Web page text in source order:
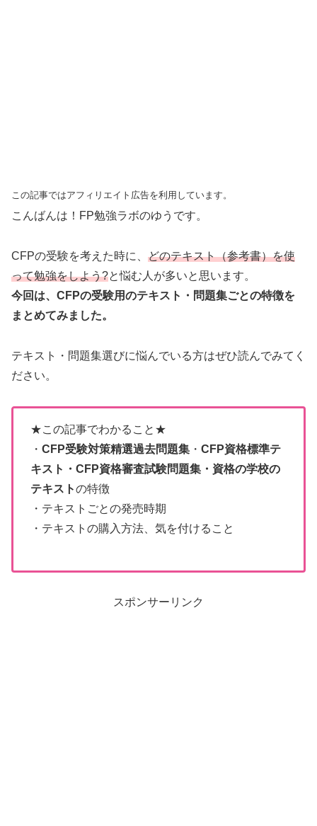
この記事ではアフィリエイト広告を利用しています。
こんばんは！FP勉強ラボのゆうです。
CFPの受験を考えた時に、 どのテキスト（参考書）を使
って勉強をしよう?と悩む人が多いと思います。
今回は、CFPの受験用のテキスト・問題集ごとの特徴を
まとめてみました。
テキスト・問題集選びに悩んでいる方はぜひ読んでみてく
ださい。
★この記事でわかること★
・ CFP受験対策精選過去問題集 ・ CFP資格標準テ
キスト・CFP資格審査試験問題集・資格の学校の
テキストの特徴
・テキストごとの発売時期
・テキストの購入方法、気を付けること
スポンサーリンク